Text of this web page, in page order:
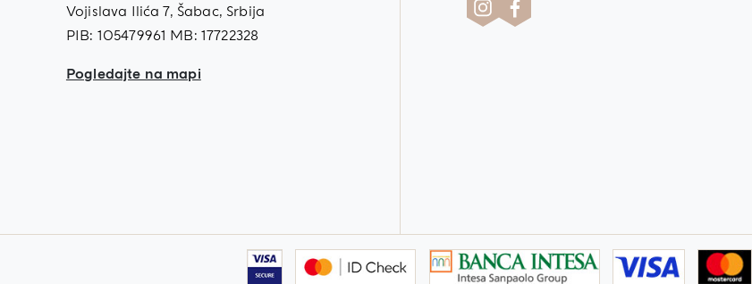
Vojislava Ilića 7, Šabac, Srbija
PIB: 105479961 MB: 17722328
Pogledajte na mapi